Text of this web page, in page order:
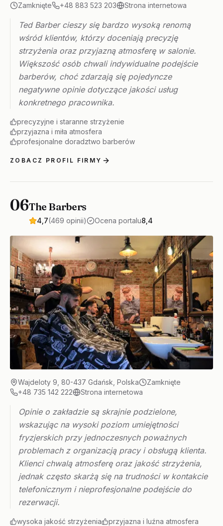
Zamknięte
+48 883 523 203 Strona internetowa
Ted Barber cieszy się bardzo wysoką renomą
wśród klientów, którzy doceniają precyzję
strzyżenia oraz przyjazną atmosferę w salonie.
Większość osób chwali indywidualne podejście
barberów, choć zdarzają się pojedyncze
negatywne opinie dotyczące jakości usług
konkretnego pracownika.
precyzyjne i staranne strzyżenie
przyjazna i miła atmosfera
profesjonalne doradztwo barberów
ZOBACZ PROFIL FIRMY
06The Barbers
4,7(469 opinii) Ocena portalu8,4
Wajdeloty 9, 80-437 Gdańsk, Polska
Zamknięte
+48 735 142 222
Strona internetowa
Opinie o zakładzie są skrajnie podzielone,
wskazując na wysoki poziom umiejętności
fryzjerskich przy jednoczesnych poważnych
problemach z organizacją pracy i obsługą klienta.
Klienci chwalą atmosferę oraz jakość strzyżenia,
jednak często skarżą się na trudności w kontakcie
telefonicznym i nieprofesjonalne podejście do
rezerwacji.
wysoka jakość strzyżenia
przyjazna i luźna atmosfera